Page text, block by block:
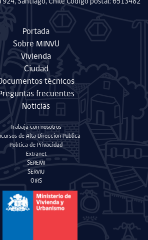
924, Santiago, Chile Código postal: 6513482
Portada
Sobre MINVU
Vivienda
Ciudad
técnicos
frecuentes
Noticias
Trabaja con nosotros
de Alta Dirección Pública
Política de Privacidad
Extranet
SEREMI
SERVIU
OIRS